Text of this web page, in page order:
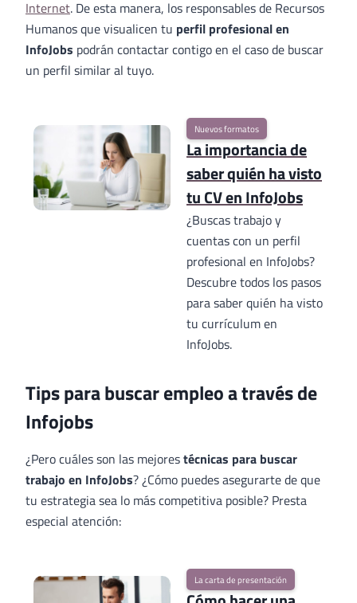
Internet. De esta manera, los responsables de Recursos
Humanos que visualicen tu perfil profesional en
InfoJobs podrán contactar contigo en el caso de buscar
un perfil similar al tuyo.
Nuevos formatos
La importancia de
saber quién ha visto
tu CV en InfoJobs
¿Buscas trabajo y
cuentas con un perfil
profesional en InfoJobs?
Descubre todos los pasos
para saber quién ha visto
tu currículum en
InfoJobs.
Tips para buscar empleo a través de
Infojobs
¿Pero cuáles son las mejorestécnicas para buscar
trabajo en InfoJobs? ¿Cómo puedes asegurarte de que
tu estrategia sea lo más competitiva posible? Presta
especial atención:
La carta de presentación